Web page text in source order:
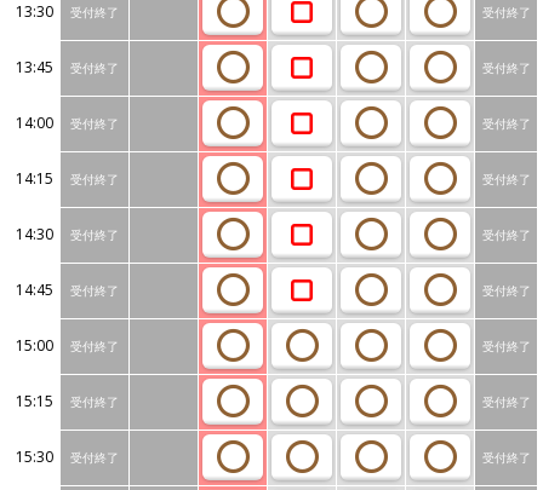
13:30 受付終了 受付終了
13:45 受付終了 受付終了
14:00 受付終了 受付終了
14:15 受付終了 受付終了
14:30 受付終了 受付終了
14:45 受付終了 受付終了
15:00 受付終了 受付終了
15:15 受付終了 受付終了
15:30 受付終了 受付終了